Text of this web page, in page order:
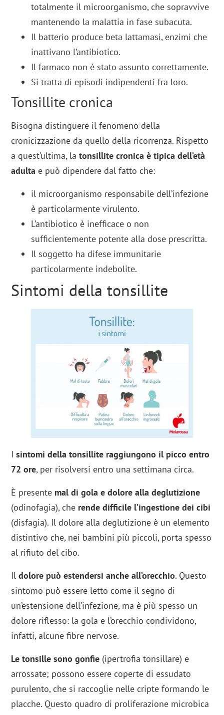
totalmente il microorganismo, che sopravvive
mantenendo la malattia in fase subacuta.
Il batterio produce beta lattamasi, enzimi che
inattivano l’antibiotico.
Il farmaco non è stato assunto correttamente.
Si tratta di episodi indipendenti fra loro.
Tonsillite cronica
Bisogna distinguere il fenomeno della
cronicizzazione da quello della ricorrenza. Rispetto
a quest’ultima, la tonsillite cronica è tipica dell’età
adulta e può dipendere dal fatto che:
il microorganismo responsabile dell’infezione
è particolarmente virulento.
L’antibiotico è inefficace o non
sufficientemente potente alla dose prescritta.
Il soggetto ha difese immunitarie
particolarmente indebolite.
Sintomi della tonsillite
I sintomi della tonsillite raggiungono il picco entro
72 ore, per risolversi entro una settimana circa.
È presente mal di gola e dolore alla deglutizione
(odinofagia), che rende difficile l’ingestione dei cibi
(disfagia). Il dolore alla deglutizione è un elemento
distintivo che, nei bambini più piccoli, porta spesso
al rifiuto del cibo.
Ildolore può estendersi anche all’orecchio. Questo
sintomo può essere letto come il segno di
un’estensione dell’infezione, ma è più spesso un
dolore riflesso: la gola e l’orecchio condividono,
infatti, alcune fibre nervose.
Le tonsille sono gonfie (ipertrofia tonsillare) e
arrossate; possono essere coperte di essudato
purulento, che si raccoglie nelle cripte formando le
placche. Questo quadro di proliferazione microbica